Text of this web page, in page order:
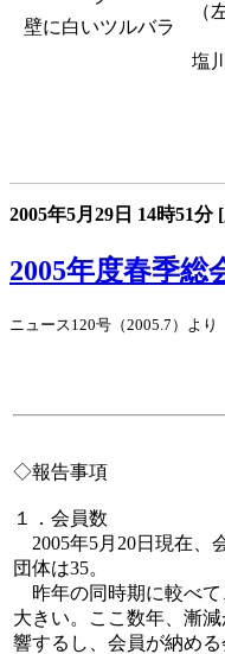
壁に白いツルバラ
（
塩
2005年5月29日 14時51分
2005年度春季総
ニュース120号（2005.7）より
◇報告事項
１．会員数
2005年5月20日現在、
団体は35。
昨年の同時期に較べて
大きい。ここ数年、漸
響するし、会員が納め